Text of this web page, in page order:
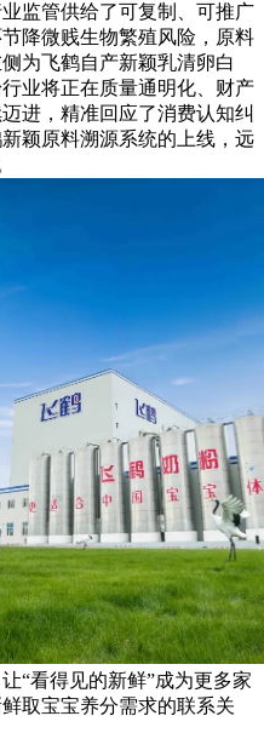
监管供给了可复制、可推广
降微贱生物繁殖风险，原料
为飞鹤自产新颖乳清卵白
业将正在质量通明化、财产
进，精准回应了消费认知纠
颖原料溯源系统的上线，远
“看得见的新鲜”成为更多家
取宝宝养分需求的联系关